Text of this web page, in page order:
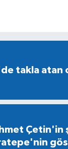
takla
Çetin'in